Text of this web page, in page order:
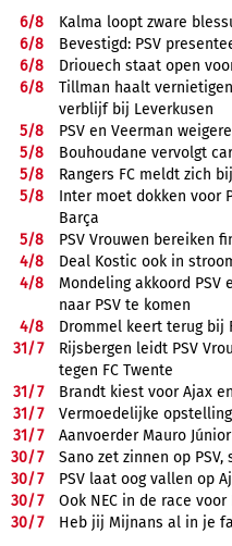
6/8
Kalma loopt zware
6/8
Bevestigd: PSV
6/8
Driouech staat open
6/8
Tillman haalt
verblijf bij Leverkusen
5/8
PSV en Veerman
5/8
Bouhoudane vervolgt
5/8
Rangers FC meldt zich
5/8
Inter moet dokken voor
Barça
5/8
PSV Vrouwen bereiken
4/8
Deal Kostic ook in
4/8
Mondeling akkoord PSV
naar PSV te komen
4/8
Drommel keert terug bij
31/7
Rijsbergen leidt PSV
tegen FC Twente
31/7
Brandt kiest voor Ajax
31/7
Vermoedelijke opstelling
31/7
Aanvoerder Mauro
30/7
Sano zet zinnen op
30/7
PSV laat oog vallen op
30/7
Ook NEC in de race
30/7 Heb jij Mijnans al in je